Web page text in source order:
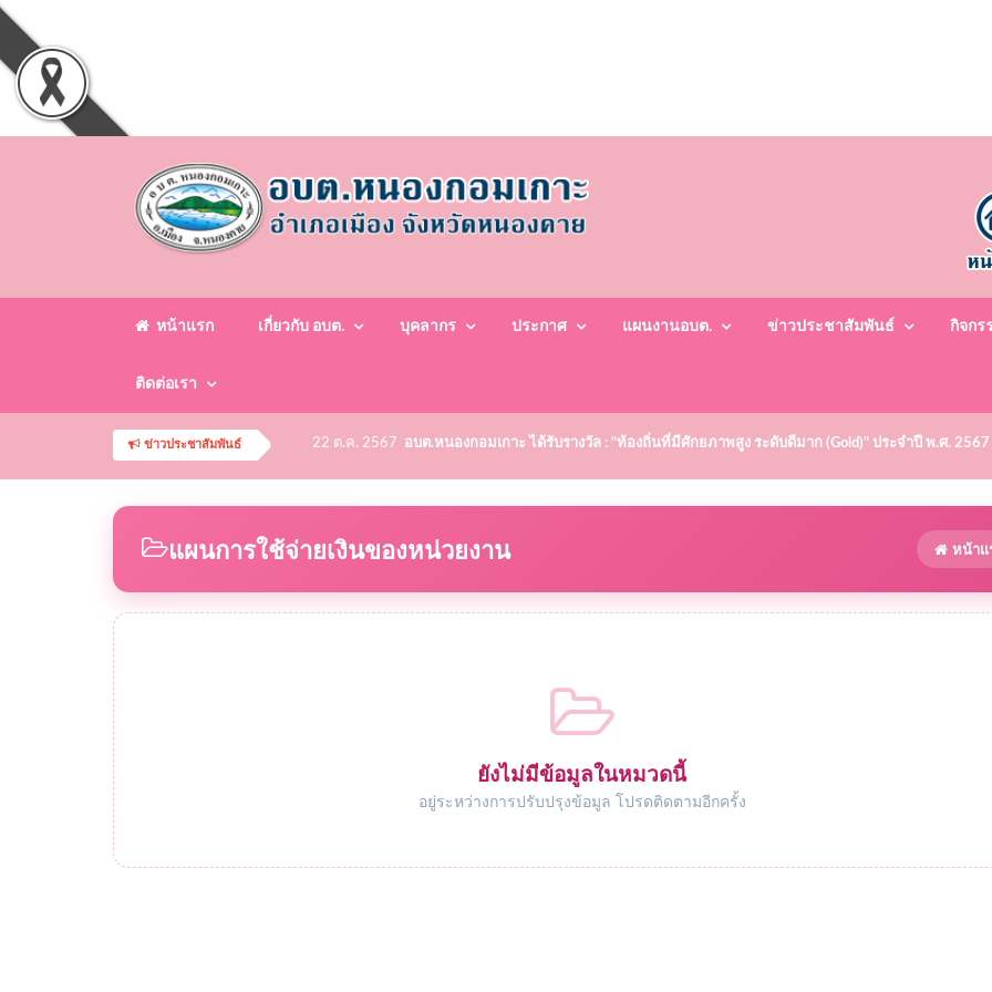
หน้าแรก เกี่ยวกับ อบต. บุคลากร ประกาศ แผนงานอบต. ข่าวประชาสัมพันธ์ กิจกร
ติดต่อเรา
ข่าวประชาสัมพันธ์ 22 ต.ค. 2567 อบต.หนองกอมเกาะ ได้รับรางวัล : "ท้องถิ่นที่มีศักยภาพสูง ระดับดีมาก (Gold)" ประจำปี พ.ศ.
แผนการใช้จ่ายเงินของหน่วยงาน หน้าแ
ยังไม่มีข้อมูลในหมวดนี้
อยู่ระหว่างการปรับปรุงข้อมูล โปรดติดตามอีกครั้ง